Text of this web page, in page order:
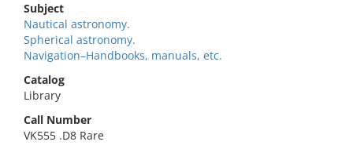
Subject
Nautical astronomy.
Spherical astronomy.
Navigation–Handbooks, manuals, etc.
Catalog
Library
Call Number
VK555 .D8 Rare